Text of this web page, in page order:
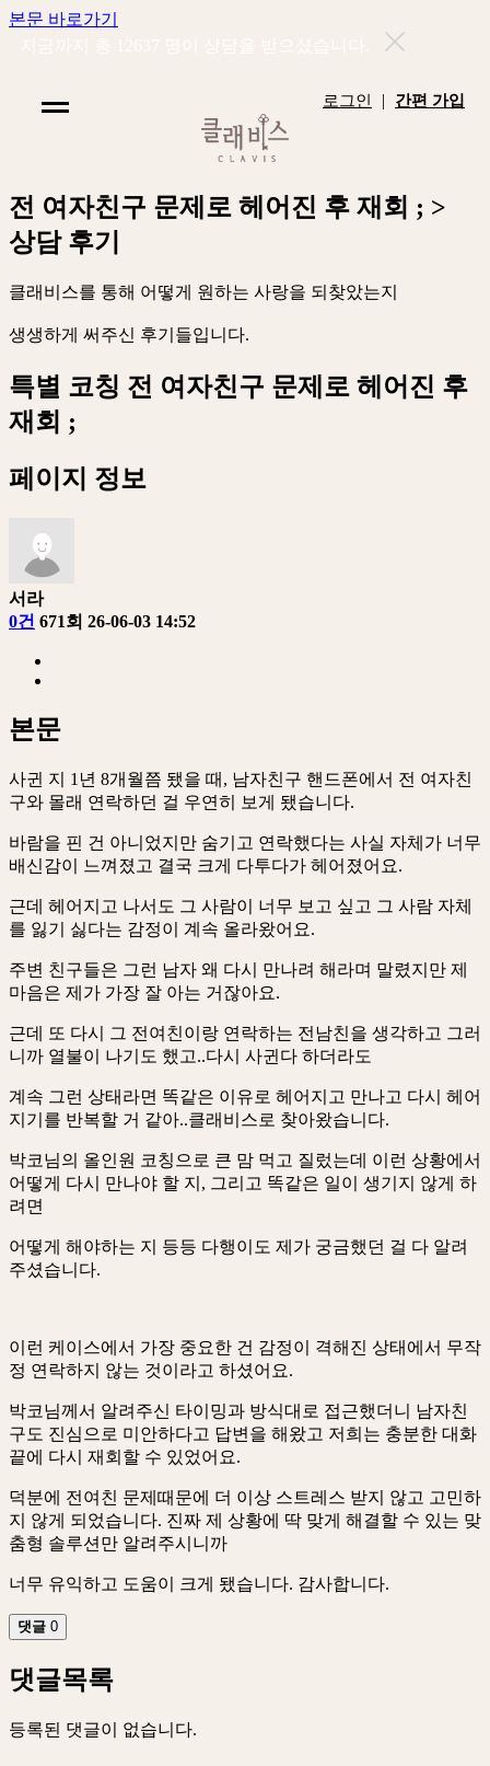
본문 바로가기
로그인 | 간편 가입
전 여 자친구 문제 로 헤 어 진 후 재 회 ; >
상담 후기
클래 비 스를 통해 어 떻게 원하는 사랑을 되 찾았는지
생생하게 써 주신 후기 들입니 다.
특별 코칭 전 여자친구 문제로 헤어진 후
재회 ;
페이지 정보
서라
0건 671회 26-06-03 14:52
본문
사귄 지 1년 8개월쯤 됐을 때, 남자친구 핸드폰에서 전 여자친
구와 몰래 연락하던 걸 우연히 보게 됐습니다.
바람을 핀 건 아니었지만 숨기고 연락했다는 사실 자체가 너무
배신감이 느껴졌고 결국 크게 다투다가 헤어졌어요.
근데 헤어지고 나서도 그 사람이 너무 보고 싶고 그 사람 자체
를 잃기 싫다는 감정이 계속 올라왔어요.
주변 친구들은 그런 남자 왜 다시 만나려 해라며 말렸지만 제
마음은 제가 가장 잘 아는 거잖아요.
근데 또 다시 그 전여친이랑 연락하는 전남친을 생각하고 그러
니까 열불이 나기도 했고..다시 사귄다 하더라도
계속 그런 상태라면 똑같은 이유로 헤어지고 만나고 다시 헤어
지기를 반복할 거 같아..클래비스로 찾아왔습니다.
박코님의 올인원 코칭으로 큰 맘 먹고 질렀는데 이런 상황에서
어떻게 다시 만나야 할 지, 그리고 똑같은 일이 생기지 않게 하
려면
어떻게 해야하는 지 등등 다행이도 제가 궁금했던 걸 다 알려
주셨습니다.
이런 케이스에서 가장 중요한 건 감정이 격해진 상태에서 무작
정 연락하지 않는 것이라고 하셨어요.
박코님께서 알려주신 타이밍과 방식대로 접근했더니 남자친
구도 진심으로 미안하다고 답변을 해왔고 저희는 충분한 대화
끝에 다시 재회할 수 있었어요.
덕분에 전여친 문제때문에 더 이상 스트레스 받지 않고 고민하
지 않게 되었습니다. 진짜 제 상황에 딱 맞게 해결할 수 있는 맞
춤형 솔루션만 알려주시니까
너무 유익하고 도움이 크게 됐습니다. 감사합니다.
댓글 0
댓글목록
등록된 댓글이 없습니다.